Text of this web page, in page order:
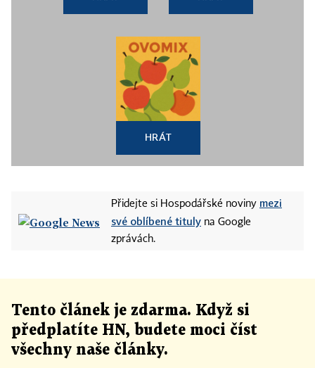
HRÁT
Přidejte si Hospodářské noviny mezi
své oblíbené tituly na Google
zprávách.
Tento článek je zdarma. Když si
předplatíte HN, budete moci číst
všechny naše články.